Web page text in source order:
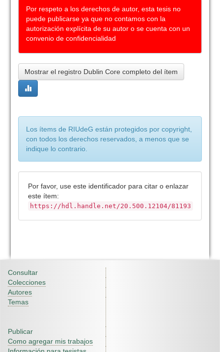
Por respeto a los derechos de autor, esta tesis no
puede publicarse ya que no contamos con la
autorización explícita de su autor o se cuenta con un
convenio de confidencialidad
Mostrar el registro Dublin Core completo del ítem
Los ítems de RIUdeG están protegidos por copyright,
con todos los derechos reservados, a menos que se
indique lo contrario.
Por favor, use este identificador para citar o enlazar
este ítem:
https://hdl.handle.net/20.500.12104/81193
Consultar
Colecciones
Autores
Temas
Publicar
Como agregar mis trabajos